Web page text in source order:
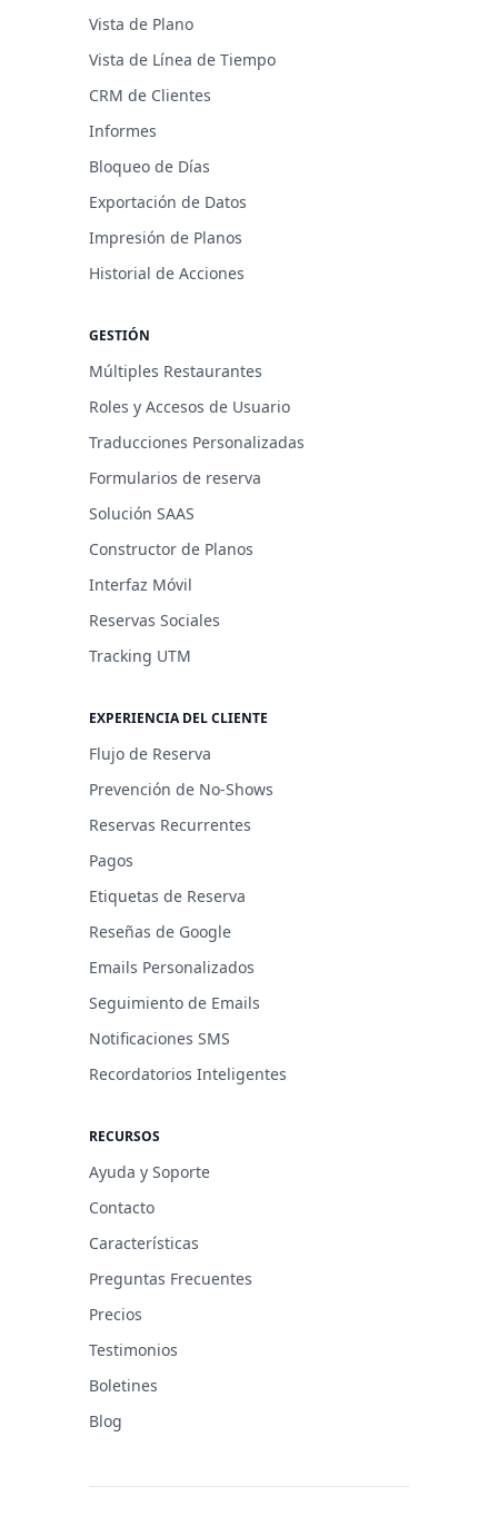
Vista de Plano
Vista de Línea de Tiempo
CRM de Clientes
Informes
Bloqueo de Días
Exportación de Datos
Impresión de Planos
Historial de Acciones
GESTIÓN
Múltiples Restaurantes
Roles y Accesos de Usuario
Traducciones Personalizadas
Formularios de reserva
Solución SAAS
Constructor de Planos
Interfaz Móvil
Reservas Sociales
Tracking UTM
EXPERIENCIA DEL CLIENTE
Flujo de Reserva
Prevención de No-Shows
Reservas Recurrentes
Pagos
Etiquetas de Reserva
Reseñas de Google
Emails Personalizados
Seguimiento de Emails
Notificaciones SMS
Recordatorios Inteligentes
RECURSOS
Ayuda y Soporte
Contacto
Características
Preguntas Frecuentes
Precios
Testimonios
Boletines
Blog